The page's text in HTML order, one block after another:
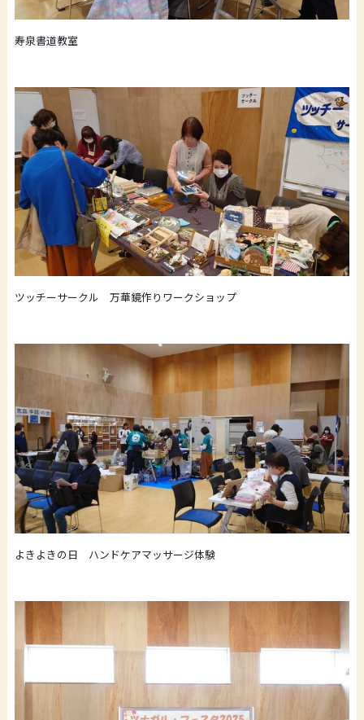
寿泉書道教室
ツッチーサークル 万華鏡作りワークショップ
よきよきの日 ハンドケアマッサージ体験